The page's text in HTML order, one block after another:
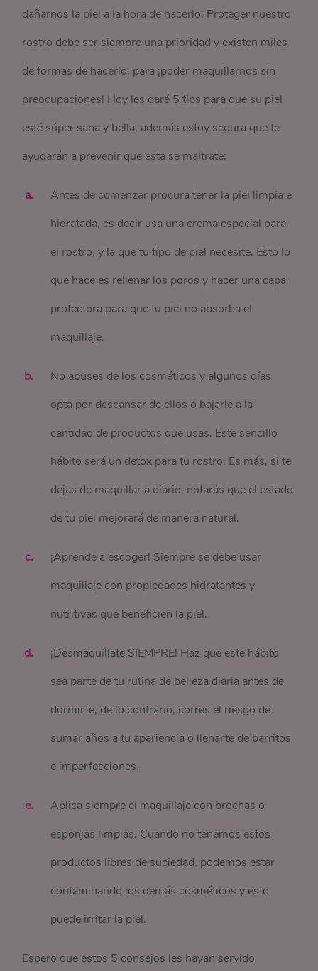
dañarnos la piel a la hora de hacerlo. Proteger nuestro
rostro debe ser siempre una prioridad y existen miles
de formas de hacerlo, para ¡poder maquillarnos sin
preocupaciones! Hoy les daré 5 tips para que su piel
esté súper sana y bella, además estoy segura que te
ayudarán a prevenir que esta se maltrate:
Antes de comenzar procura tener la piel limpia e
hidratada, es decir usa una crema especial para
el rostro, y la que tu tipo de piel necesite. Esto lo
que hace es rellenar los poros y hacer una capa
protectora para que tu piel no absorba el
maquillaje.
No abuses de los cosméticos y algunos días
opta por descansar de ellos o bajarle a la
cantidad de productos que usas. Este sencillo
hábito será un detox para tu rostro. Es más, si te
dejas de maquillar a diario, notarás que el estado
de tu piel mejorará de manera natural.
¡Aprende a escoger! Siempre se debe usar
maquillaje con propiedades hidratantes y
nutritivas que beneficien la piel.
¡Desmaquíllate SIEMPRE! Haz que este hábito
sea parte de tu rutina de belleza diaria antes de
dormirte, de lo contrario, corres el riesgo de
sumar años a tu apariencia o llenarte de barritos
e imperfecciones.
Aplica siempre el maquillaje con brochas o
esponjas limpias. Cuando no tenemos estos
productos libres de suciedad, podemos estar
contaminando los demás cosméticos y esto
puede irritar la piel.
Espero que estos 5 consejos les hayan servido